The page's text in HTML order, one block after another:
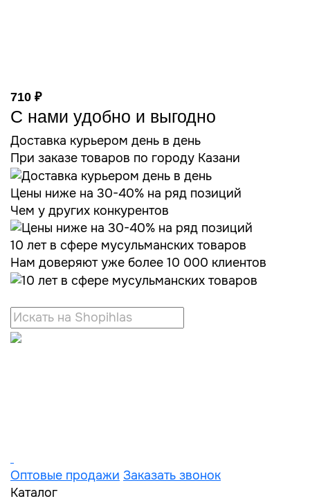
710 ₽
С нами удобно и выгодно
Доставка курьером день в день
При заказе товаров по городу Казани
Цены ниже на 30-40% на ряд позиций
Чем у других конкурентов
10 лет в сфере мусульманских товаров
Нам доверяют уже более 10 000 клиентов
Оптовые продажи Заказать звонок
Каталог